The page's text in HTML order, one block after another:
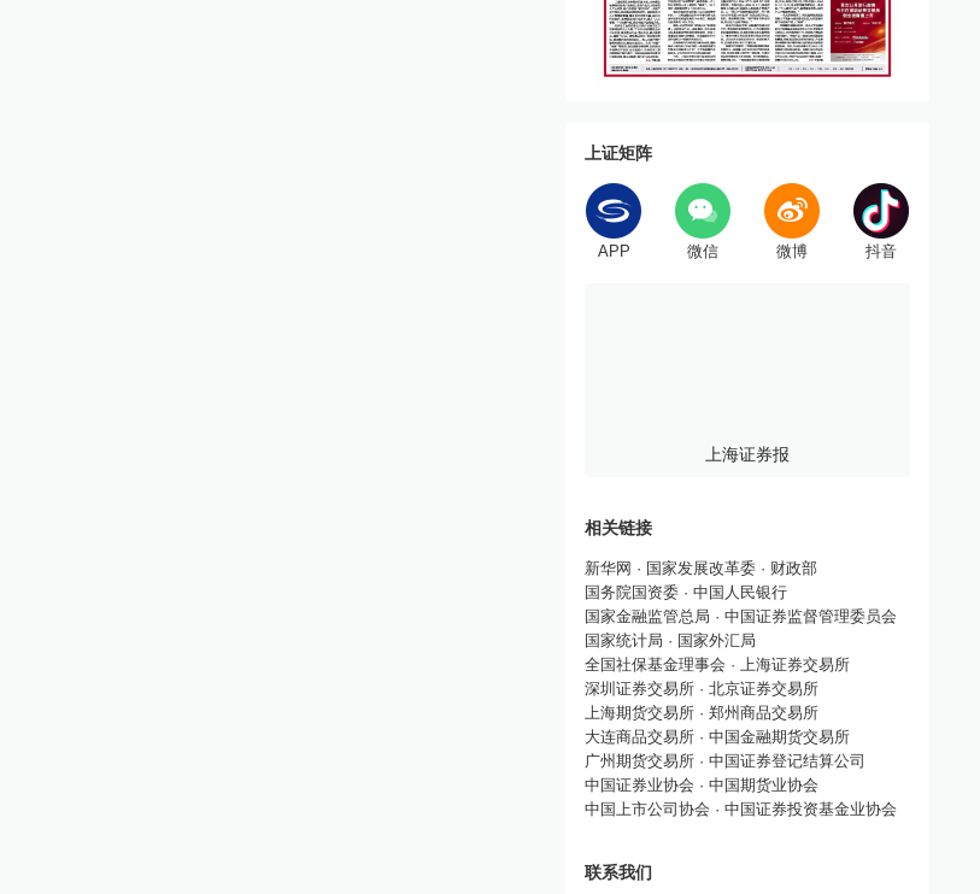
上证矩阵
APP 微信 微博 抖音
上海证券报
相关链接
新华网 · 国家发展改革委 · 财政部
国务院国资委 · 中国人民银行
国家金融监管总局 · 中国证券监督管理委员会
国家统计局 · 国家外汇局
全国社保基金理事会 ·
上海证券交易所
深圳证券交易所 · 北京证券交易所
上海期货交易所 · 郑州商品交易所
大连商品交易所 · 中国金融期货交易所
广州期货交易所 · 中国证券登记结算公司
中国证券业协会 · 中国期货业协会
中国上市公司协会 · 中国证券投资基金业协会
联系我们